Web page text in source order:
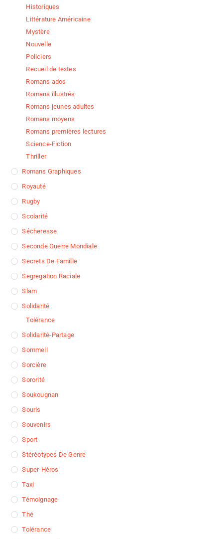
Historiques
Littérature Américaine
Mystère
Nouvelle
Policiers
Recueil de textes
Romans ados
Romans illustrés
Romans jeunes adultes
Romans moyens
Romans premières lectures
Science-Fiction
Thriller
Romans Graphiques
Royauté
Rugby
Scolarité
Sécheresse
Seconde Guerre Mondiale
Secrets De Famille
Segregation Raciale
Slam
Solidarité
Tolérance
Solidarité-Partage
Sommeil
Sorcière
Sororité
Soukougnan
Souris
Souvenirs
Sport
Stéréotypes De Genre
Super-Héros
Taxi
Témoignage
Thé
Tolérance